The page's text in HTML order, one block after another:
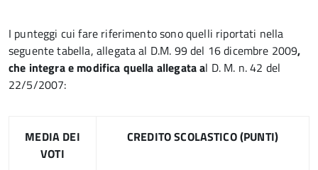
I punteggi cui fare riferimento sono quelli riportati nella
seguente tabella, allegata al D.M. 99 del 16 dicembre 2009,
che integra e modifica quella allegata al D. M. n. 42 del
22/5/2007:
MEDIA DEI
VOTI
CREDITO SCOLASTICO (PUNTI)